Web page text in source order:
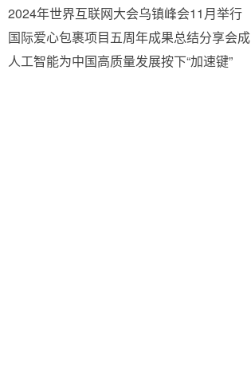
五五”，李元为“文化强国”再赋能
2024年世界互联网大会乌镇峰会11月举行
国际爱心包裹项目五周年成果总结分享会成
功举办
人工智能为中国高质量发展按下“加速键”